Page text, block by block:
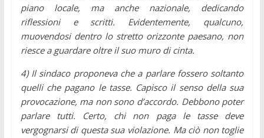
piano locale, ma anche nazionale, dedicando
riflessioni e scritti. Evidentemente, qualcuno,
muovendosi dentro lo stretto orizzonte paesano, non
riesce a guardare oltre il suo muro di cinta.
4) Il sindaco proponeva che a parlare fossero soltanto
quelli che pagano le tasse. Capisco il senso della sua
provocazione, ma non sono d’accordo. Debbono poter
parlare tutti. Certo, chi non paga le tasse deve
vergognarsi di questa sua violazione. Ma ciò non toglie